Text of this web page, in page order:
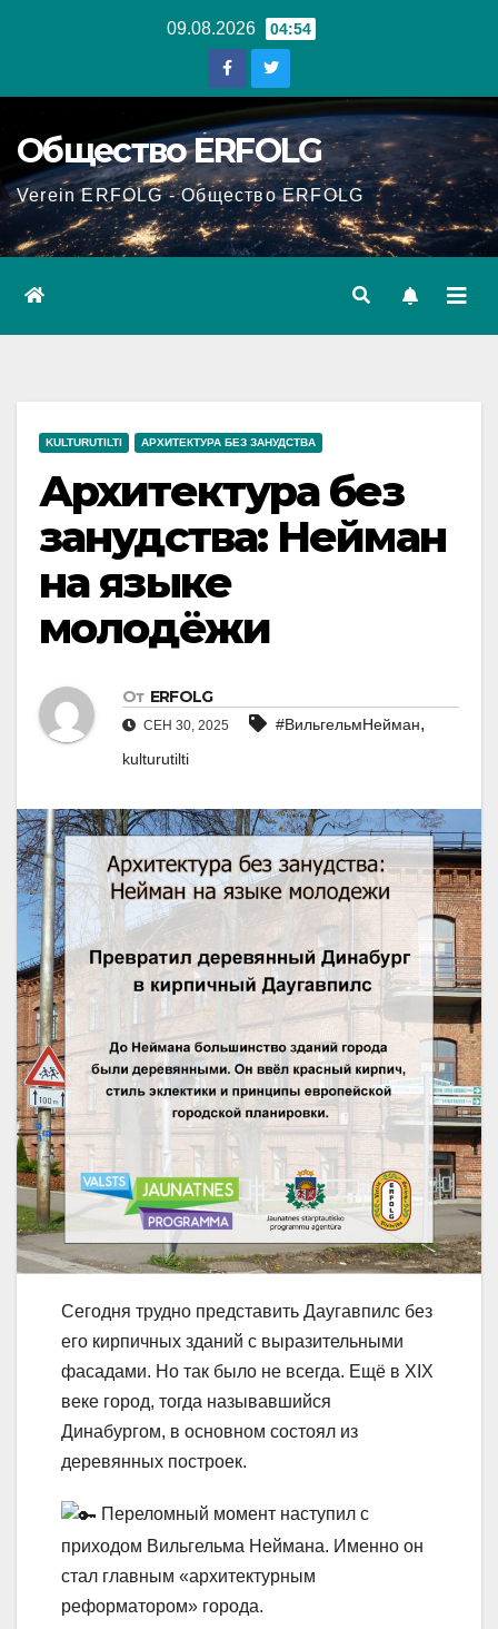
09.08.2026 04:54
Общество ERFOLG
Verein ERFOLG - Общество ERFOLG
KULTURUTILTI АРХИТЕКТУРА БЕЗ ЗАНУДСТВА
Архитектура без
занудства: Нейман
на языке
молодёжи
От ERFOLG
СЕН 30, 2025 #ВильгельмНейман,
kulturutilti
Сегодня трудно представить Даугавпилс без
его кирпичных зданий с выразительными
фасадами. Но так было не всегда. Ещё в XIX
веке город, тогда называвшийся
Динабургом, в основном состоял из
деревянных построек.
Переломный момент наступил с
приходом Вильгельма Неймана. Именно он
стал главным «архитектурным
реформатором» города.